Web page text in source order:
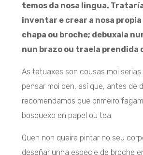
temos da nosa lingua.
inventar e crear a nosa
chapa ou broche; debuxala
nun brazo ou traela prendida
As tatuaxes son cousas moi serias
pensar moi ben, así que, antes de
recomendamos que primeiro
bosquexo en papel ou tea.
Quen non queira pintar no seu
deseñar unha especie de broche